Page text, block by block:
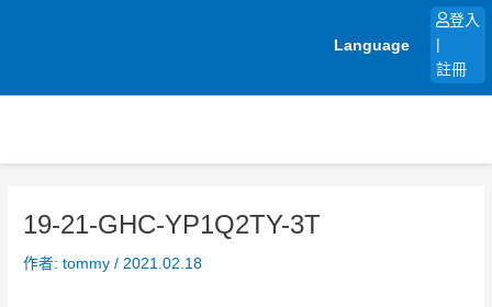
Language
登入
註冊
19-21-GHC-YP1Q2TY-3T
作者:tommy/ 2021.02.18